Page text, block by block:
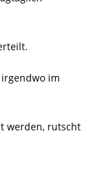
im
werden, rutscht